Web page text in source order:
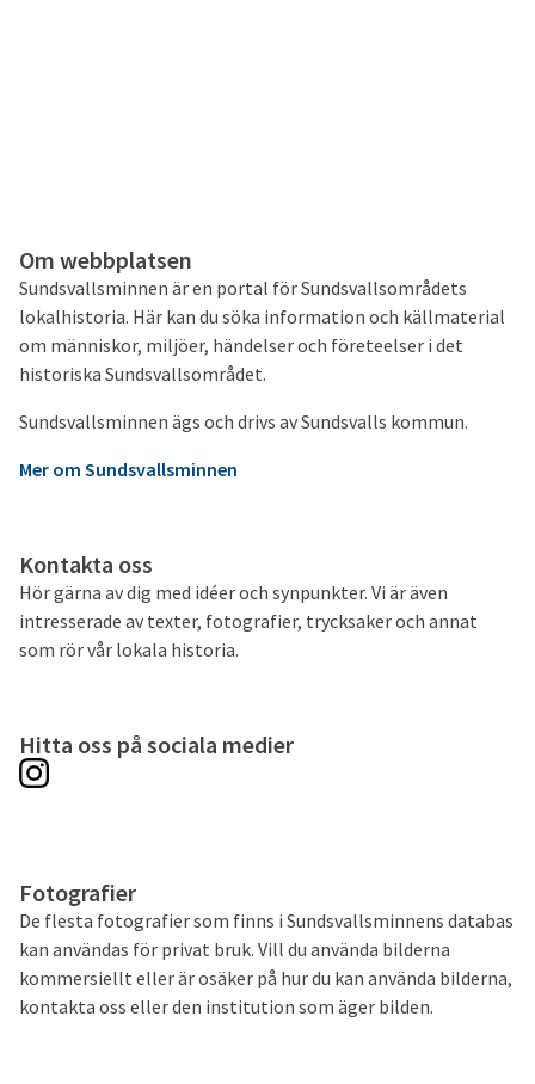
Om webbplatsen
Sundsvallsminnen är en portal för Sundsvallsområdets
lokalhistoria. Här kan du söka information och källmaterial
om människor, miljöer, händelser och företeelser i det
historiska Sundsvallsområdet.
Sundsvallsminnen ägs och drivs av Sundsvalls kommun.
Mer om Sundsvallsminnen
Kontakta oss
Hör gärna av dig med idéer och synpunkter. Vi är även
intresserade av texter, fotografier, trycksaker och annat
som rör vår lokala historia.
Hitta oss på sociala medier
Fotografier
De flesta fotografier som finns i Sundsvallsminnens databas
kan användas för privat bruk. Vill du använda bilderna
kommersiellt eller är osäker på hur du kan använda bilderna,
kontakta oss eller den institution som äger bilden.